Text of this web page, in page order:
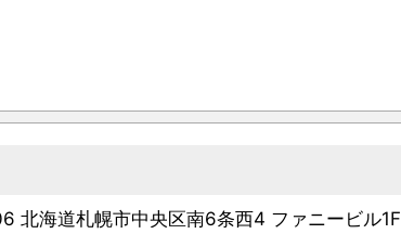
北海道札幌市中央区南6条西4 ファニービル1F